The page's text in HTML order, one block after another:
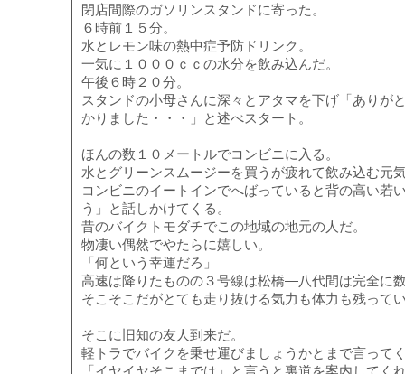
閉店間際のガソリンスタンドに寄った。
６時前１５分。
水とレモン味の熱中症予防ドリンク。
一気に１０００ｃｃの水分を飲み込んだ。
午後６時２０分。
スタンドの小母さんに深々とアタマを下げ「ありが
かりました・・・」と述べスタート。
ほんの数１０メートルでコンビニに入る。
水とグリーンスムージーを買うが疲れて飲み込む元
コンビニのイートインでへばっていると背の高い若
う」と話しかけてくる。
昔のバイクトモダチでこの地域の地元の人だ。
物凄い偶然でやたらに嬉しい。
「何という幸運だろ」
高速は降りたものの３号線は松橋―八代間は完全に
そこそこだがとても走り抜ける気力も体力も残って
そこに旧知の友人到来だ。
軽トラでバイクを乗せ運びましょうかとまで言って
「イヤイヤそこまでは」と言うと裏道を案内してく